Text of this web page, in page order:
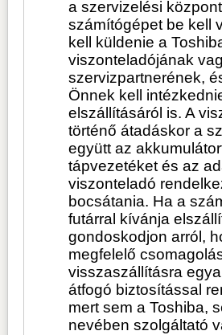
a szervizelési
számítógépet be kell
kell küldenie a
viszonteladójának
szervizpartnerének,
Önnek kell
elszállításáról is. A
történő átadáskor a
együtt az
tápvezetéket és az
viszonteladó
bocsátania. Ha a
futárral kívánja
gondoskodjon arról,
megfelelő
visszaszállításra
átfogó biztosítással
mert sem a Toshiba,
nevében szolgáltató